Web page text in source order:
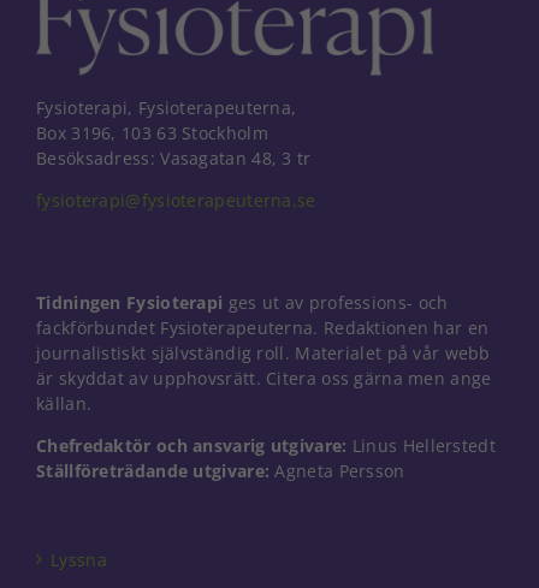
Fysioterapi, Fysioterapeuterna,
Box 3196, 103 63 Stockholm
Besöksadress: Vasagatan 48, 3 tr
fysioterapi@fysioterapeuterna.se
Tidningen Fysioterapi ges ut av professions- och
fackförbundet Fysioterapeuterna. Redaktionen har en
journalistiskt självständig roll. Materialet på vår webb
är skyddat av upphovsrätt. Citera oss gärna men ange
källan.
Chefredaktör och ansvarig utgivare: Linus Hellerstedt
Ställföreträdande utgivare: Agneta Persson
Lyssna
Nödvändiga